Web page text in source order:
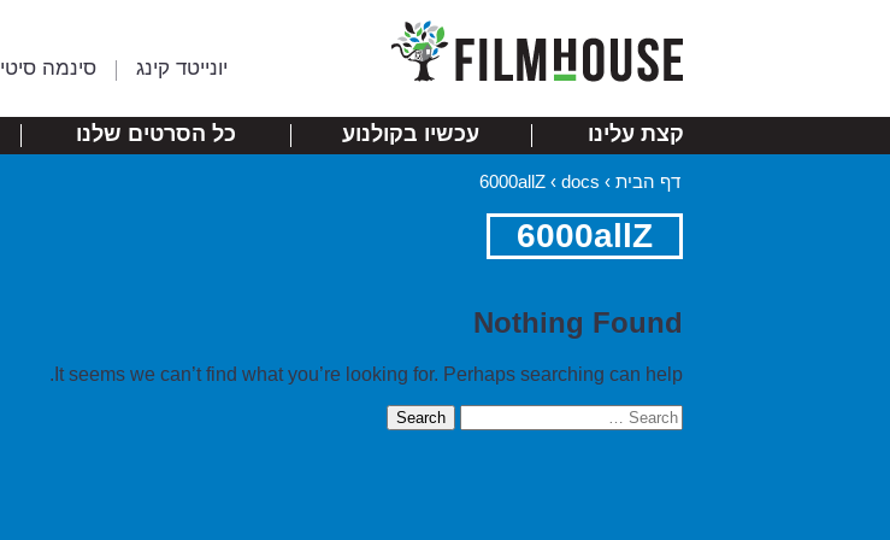
יונייטד קינג סינמה סיטי
קצת עלינו עכשיו בקולנוע כל הסרטים שלנו
דף הבית ›
docs
›
6000allZ
6000allZ
Nothing Found
It seems we can’t find what you’re looking for. Perhaps searching can help.
Search
for: